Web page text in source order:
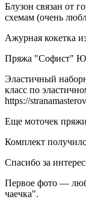
Блузон связан от
схемам (очень
Ажурная кокетка
Пряжа "Софист"
Эластичный
класс по
https://
Еще моточек
Комплект
Спасибо за
Первое фото —
чаечка".